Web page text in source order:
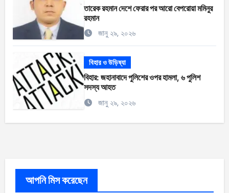
তারেক রহমান দেশে ফেরার পর আরো বেপরোয়া মমিনুর
রহমান
জানু ২৯, ২০২৬
বিহার ও উড়িষ্যা
বিহার: জহানাবাদে পুলিশের ওপর হামলা, ৬ পুলিশ
সদস্য আহত
জানু ২৯, ২০২৬
আপনি মিস করেছেন